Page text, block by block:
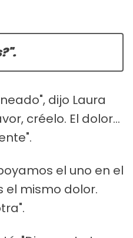
dijo Laura
créelo. El dolor...
el uno en el
el mismo dolor.